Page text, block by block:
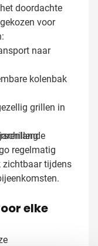
doordachte
voor
naar
kolenbak
grillen in
regelmatig
zichtbaar tijdens
elke